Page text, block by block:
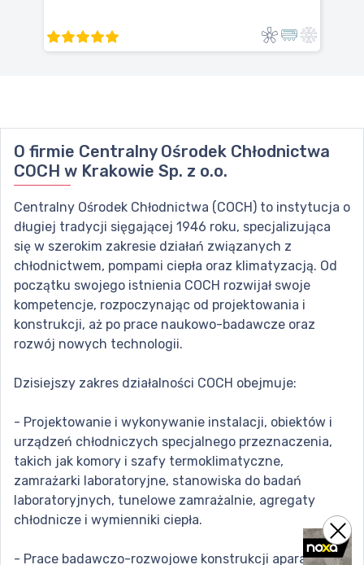
O firmie Centralny Ośrodek Chłodnictwa
COCH w Krakowie Sp. z o.o.
Centralny Ośrodek Chłodnictwa (COCH) to instytucja o
długiej tradycji sięgającej 1946 roku, specjalizująca
się w szerokim zakresie działań związanych z
chłodnictwem, pompami ciepła oraz klimatyzacją. Od
początku swojego istnienia COCH rozwijał swoje
kompetencje, rozpoczynając od projektowania i
konstrukcji, aż po prace naukowo-badawcze oraz
rozwój nowych technologii.
Dzisiejszy zakres działalności COCH obejmuje:
- Projektowanie i wykonywanie instalacji, obiektów i
urządzeń chłodniczych specjalnego przeznaczenia,
takich jak komory i szafy termoklimatyczne,
zamrażarki laboratoryjne, stanowiska do badań
laboratoryjnych, tunelowe zamrażalnie, agregaty
chłodnicze i wymienniki ciepła.
- Prace badawczo-rozwojowe konstrukcji aparatów,